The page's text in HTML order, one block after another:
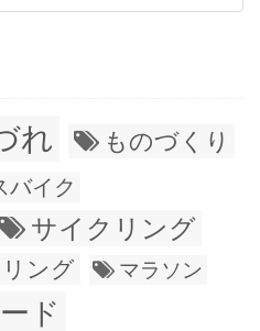
れ ものづくり
バイク
サイクリング
ング マラソン
ド